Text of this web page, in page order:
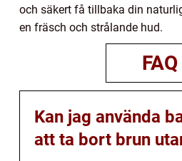
och säkert få tillbaka din
en fräsch och strålande hud.
FAQ
Kan jag använda
att ta bort brun